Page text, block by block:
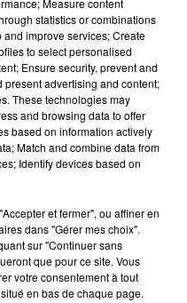
zoos de nos
Vacances - Gagnez
en famille au cœur
Vacances : inscrivez-
statistics or combinations
improve services; Create
to select personalised
Ensure security, prevent and
present advertising and content;
These technologies may
and browsing data to offer
based on information actively
Match and combine data from
Identify devices based on
et fermer", ou affiner en
dans "Gérer mes choix".
sur "Continuer sans
que pour ce site. Vous
votre consentement à tout
en bas de chaque page.